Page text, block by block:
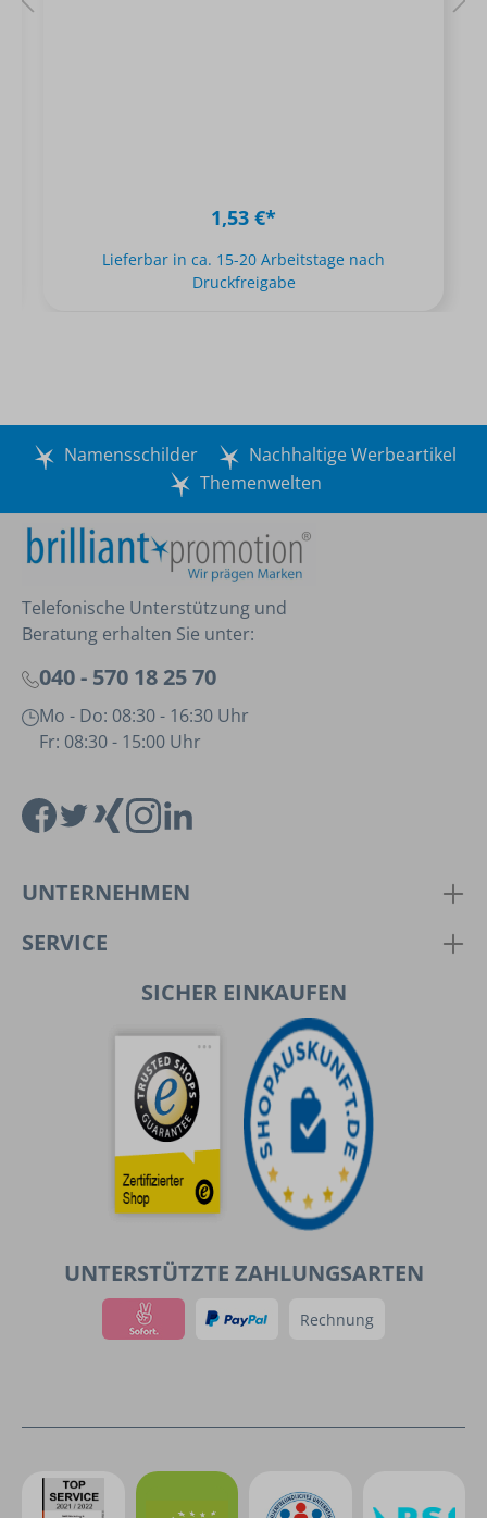
1,53 €*
Lieferbar in ca. 15-20 Arbeitstage nach
Druckfreigabe
Namensschilder
Nachhaltige Werbeartikel
Themenwelten
Telefonische Unterstützung und
Beratung erhalten Sie unter:
040 - 570 18 25 70
Mo - Do: 08:30 - 16:30 Uhr
Fr: 08:30 - 15:00 Uhr
UNTERNEHMEN
SERVICE
SICHER EINKAUFEN
UNTERSTÜTZTE ZAHLUNGSARTEN
Rechnung